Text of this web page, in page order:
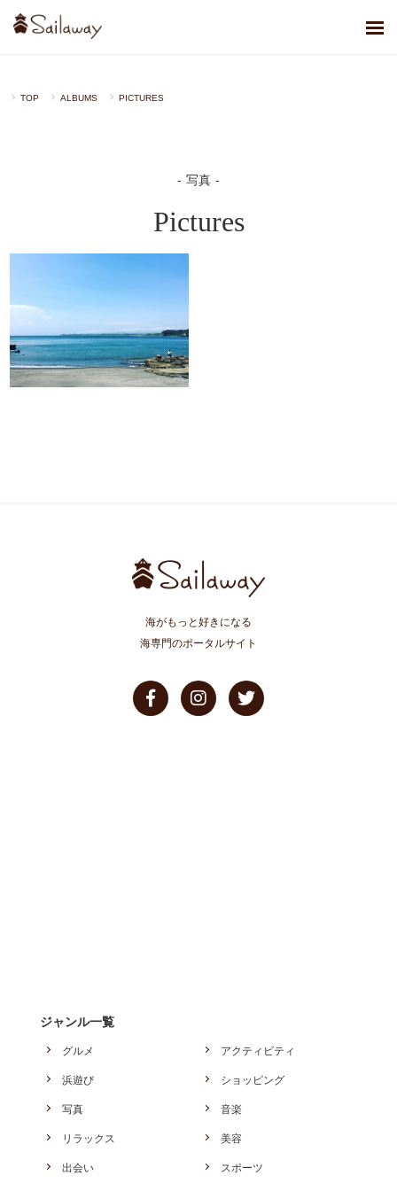
TOP ALBUMS PICTURES
写真
Pictures
海がもっと好きになる
海専門のポータルサイト
ジャンル一覧
グルメ アクティビティ
浜遊び ショッピング
写真 音楽
リラックス 美容
出会い スポーツ